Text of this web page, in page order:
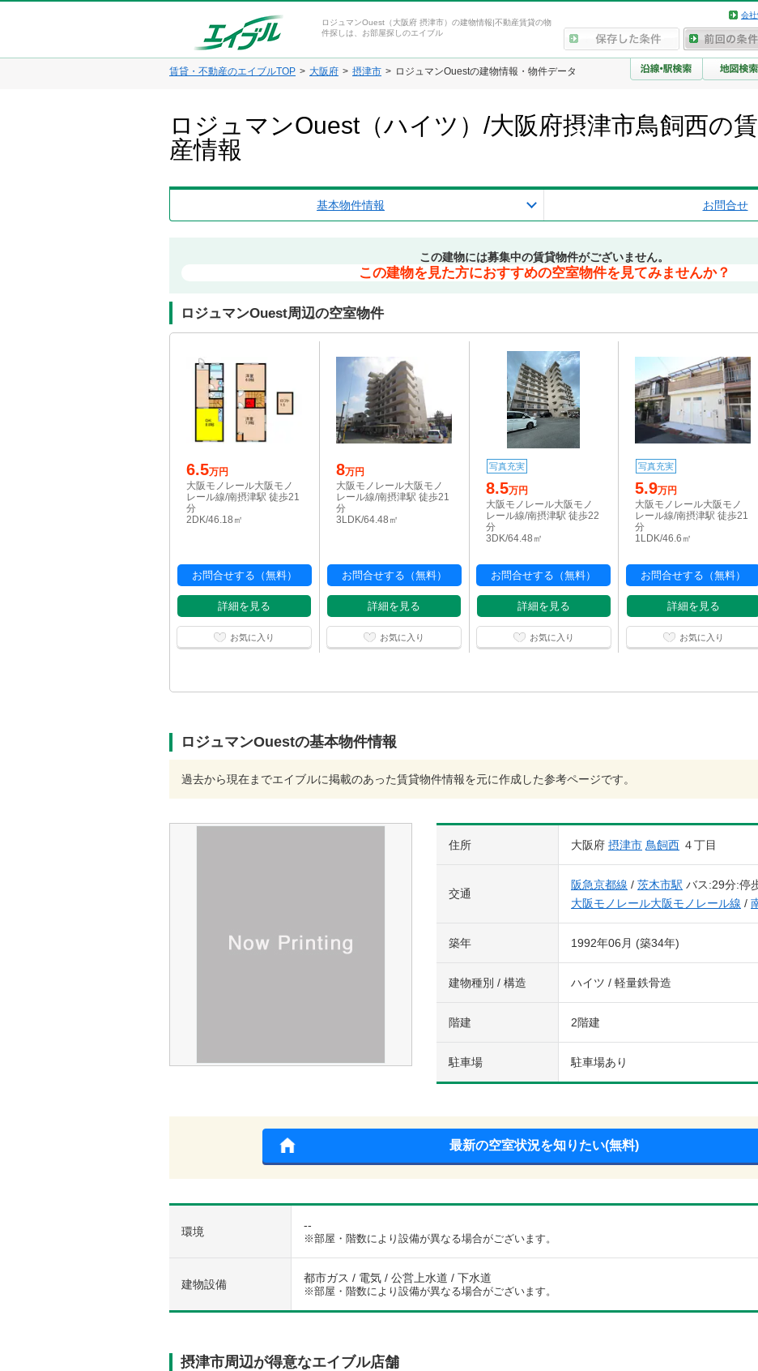
ロジュマンOuest（大阪府 摂津市）の建物情報|不動産賃貸の物
件探しは、お部屋探しのエイブル
会
賃貸・不動産のエイブルTOP 大阪府 摂津市 ロジュマンOuestの建物情報・物件データ
ロジュマンOuest（ハイツ）/大阪府摂津市鳥飼西の
産情報
基本物件情報 お問合せ
この建物には募集中の賃貸物件がございません。
この建物を見た方におすすめの空室物件を見てみませんか？
ロジュマンOuest周辺の空室物件
6.5万円
大阪モノレール大阪モノ
レール線/南摂津駅 徒歩21
分
2DK/46.18㎡
お問合せする（無料）
詳細を見る
お気に入り
8万円
大阪モノレール大阪モノ
レール線/南摂津駅 徒歩21
分
3LDK/64.48㎡
お問合せする（無料）
詳細を見る
お気に入り
写真充実
8.5万円
大阪モノレール大阪モノ
レール線/南摂津駅 徒歩22
分
3DK/64.48㎡
お問合せする（無料）
詳細を見る
お気に入り
写真充実
5.9万円
大阪モノレール大阪モノ
レール線/南摂津駅 徒歩21
分
1LDK/46.6㎡
お問合せする（無料）
詳細を見る
お気に入り
ロジュマンOuestの基本物件情報
過去から現在までエイブルに掲載のあった賃貸物件情報を元に作成した参考ページです。
住所 大阪府 摂津市 鳥飼西 ４丁目
交通
阪急京都線 / 茨木市駅 バス:29分:停
大阪モノレール大阪モノレール線 /
築年 1992年06月 (築34年)
建物種別 / 構造 ハイツ / 軽量鉄骨造
階建 2階建
駐車場 駐車場あり
最新の空室状況を知りたい(無料)
環境 --
※部屋・階数により設備が異なる場合がございます。
建物設備 都市ガス / 電気 / 公営上水道 / 下水道
※部屋・階数により設備が異なる場合がございます。
摂津市周辺が得意なエイブル店舗